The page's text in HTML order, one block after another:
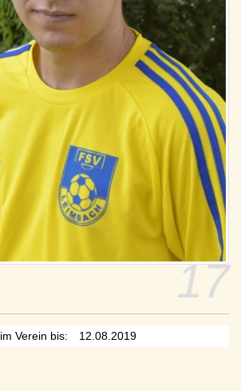
17
im Verein bis: 12.08.2019